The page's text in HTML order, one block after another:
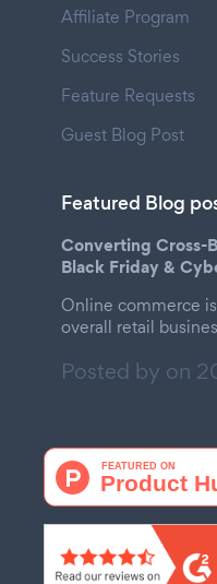
Affiliate Program
Success Stories
Feature Requests
Guest Blog Post
Featured Blog
Converting Cross-
Black Friday &
Online commerce
overall retail
Posted by on